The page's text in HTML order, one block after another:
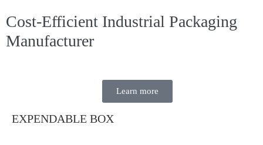
Cost-Efficient Industrial Packaging
Manufacturer
EXPENDABLE BOX
Learn more